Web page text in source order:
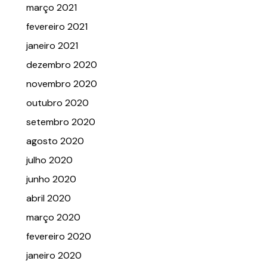
março 2021
fevereiro 2021
janeiro 2021
dezembro 2020
novembro 2020
outubro 2020
setembro 2020
agosto 2020
julho 2020
junho 2020
abril 2020
março 2020
fevereiro 2020
janeiro 2020